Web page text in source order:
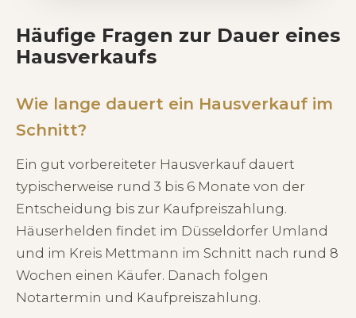
Häufige Fragen zur Dauer eines
Hausverkaufs
Wie lange dauert ein Hausverkauf im
Schnitt?
Ein gut vorbereiteter Hausverkauf dauert
typischerweise rund 3 bis 6 Monate von der
Entscheidung bis zur Kaufpreiszahlung.
Häuserhelden findet im Düsseldorfer Umland
und im Kreis Mettmann im Schnitt nach rund 8
Wochen einen Käufer. Danach folgen
Notartermin und Kaufpreiszahlung.